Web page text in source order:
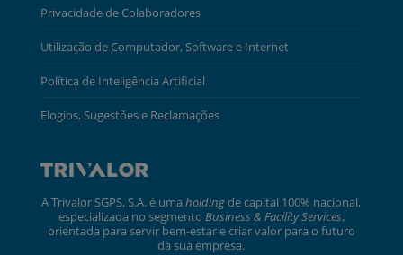
Privacidade de Colaboradores
Utilização de Computador, Software e Internet
Política de Inteligência Artificial
Elogios, Sugestões e Reclamações
A Trivalor SGPS, S.A. é umaholdingde capital 100% nacional,
especializada no segmento Business & Facility Services,
orientada para servir bem-estar e criar valor para o futuro
da sua empresa.